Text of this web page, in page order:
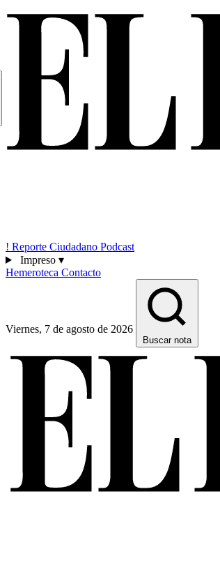
! Reporte Ciudadano Podcast
Impreso ▾
Hemeroteca Contacto
Viernes, 7 de agosto de 2026
Buscar nota